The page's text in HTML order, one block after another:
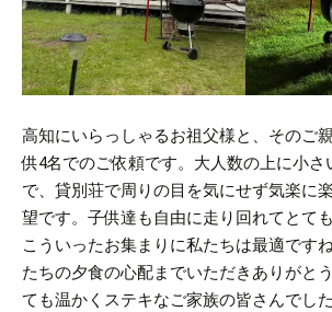
高知にいらっしゃるお祖父様と、そのご
供4名でのご依頼です。 大人数の上に小さ
で、貸別荘で周りの目を気にせず気楽に
望です。 子供達も自由に走り回れてとて
こういったお集まりに私たちは最適ですね
たちの夕食の心配までいただきありがと
ても温かくステキなご家族の皆さんでした